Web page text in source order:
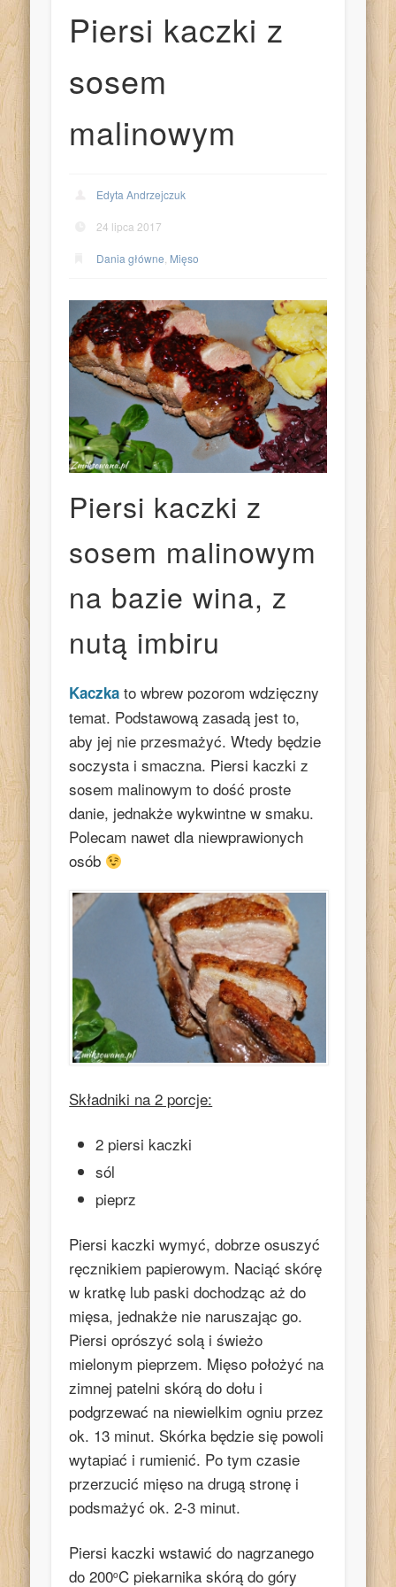
Piersi kaczki z
sosem
malinowym
Edyta Andrzejczuk
24 lipca 2017
Dania główne Mięso
Piersi kaczki z
sosem malinowym
na bazie wina, z
nutą imbiru
Kaczka to wbrew pozorom wdzięczny
temat. Podstawową zasadą jest to,
aby jej nie przesmażyć. Wtedy będzie
soczysta i smaczna. Piersi kaczki z
sosem malinowym to dość proste
danie, jednakże wykwintne w smaku.
Polecam nawet dla niewprawionych
osób
Składniki na 2 porcje:
2 piersi kaczki
sól
pieprz
Piersi kaczki wymyć, dobrze osuszyć
ręcznikiem papierowym. Naciąć skórę
w kratkę lub paski dochodząc aż do
mięsa, jednakże nie naruszając go.
Piersi oprószyć solą i świeżo
mielonym pieprzem. Mięso położyć na
zimnej patelni skórą do dołu i
podgrzewać na niewielkim ogniu przez
ok. 13 minut. Skórka będzie się powoli
wytapiać i rumienić. Po tym czasie
przerzucić mięso na drugą stronę i
podsmażyć ok. 2-3 minut.
Piersi kaczki wstawić do nagrzanego
do 200oC piekarnika skórą do góry